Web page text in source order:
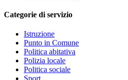
Categorie di servizio
Istruzione
Punto in Comune
Politica abitativa
Polizia locale
Politica sociale
Sport